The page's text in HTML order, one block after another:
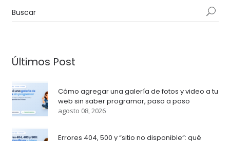
Últimos Post
Cómo agregar una galería de fotos y video a tu
web sin saber programar, paso a paso
agosto 08, 2026
Errores 404, 500 y “sitio no disponible”: qué